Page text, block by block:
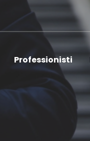
Professionisti